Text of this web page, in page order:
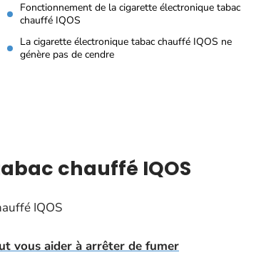
Fonctionnement de la cigarette électronique tabac
chauffé IQOS
La cigarette électronique tabac chauffé IQOS ne
génère pas de cendre
chauffé IQOS
vous aider à arrêter de fumer